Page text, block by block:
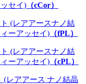
セイ) （cCor）
(レアアースナノ結
ーアッセイ) （fPL）
(レアアースナノ結
ーアッセイ) （cPL）
(レアアース ナノ結晶